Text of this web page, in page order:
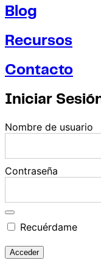
Blog
Recursos
Contacto
Iniciar
Nombre de usuario
Contraseña
Recuérdame